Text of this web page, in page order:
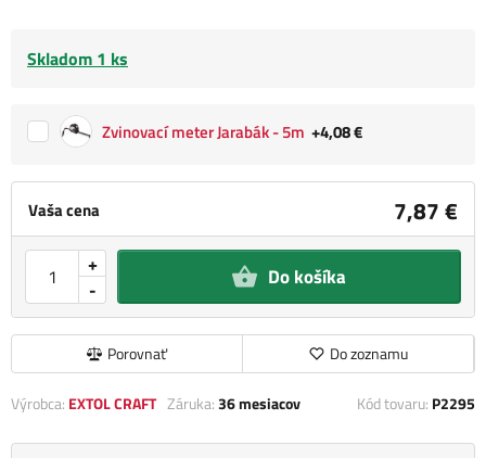
Vaša cena 7,87 €
-
+ Do košíka
Porovnať Do zoznamu
Skladom 1 ks
Zvinovací meter Jarabák - 5m +4,08 €
Výrobca: EXTOL CRAFT Záruka:36 mesiacov Kód tovaru: P2295